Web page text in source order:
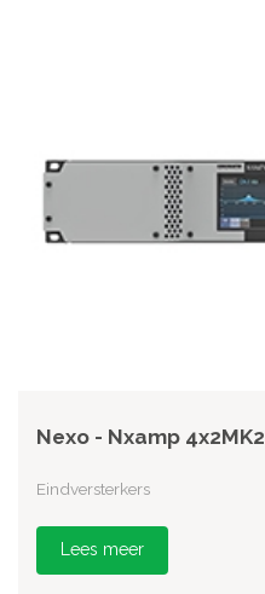
Nexo - Nxamp 4x2MK2
Eindversterkers
Lees meer